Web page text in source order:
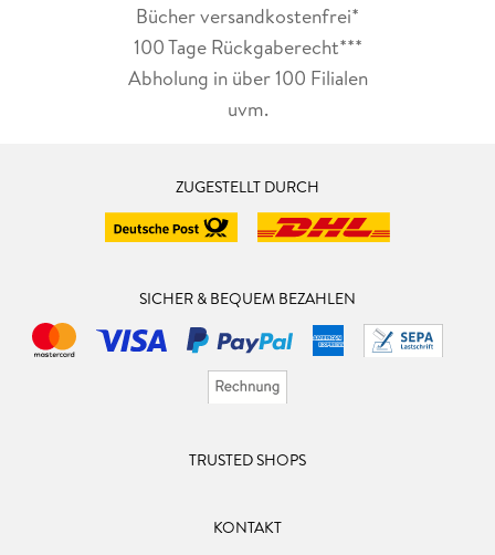
Bücher versandkostenfrei*
100 Tage Rückgaberecht***
Abholung in über 100 Filialen
uvm.
ZUGESTELLT DURCH
SICHER & BEQUEM BEZAHLEN
TRUSTED SHOPS
KONTAKT